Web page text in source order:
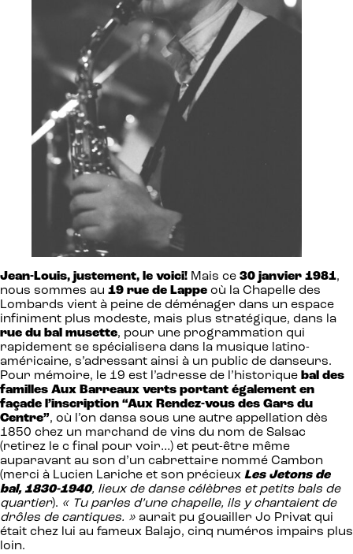
Jean-Louis, justement, le voici! Mais ce 30 janvier 1981,
nous sommes au 19 rue de Lappe où la Chapelle des
Lombards vient à peine de déménager dans un espace
infiniment plus modeste, mais plus stratégique, dans la
rue du bal musette, pour une programmation qui
rapidement se spécialisera dans la musique latino-
américaine, s’adressant ainsi à un public de danseurs.
Pour mémoire, le 19 est l’adresse de l’historique bal des
familles Aux Barreaux verts portant également en
façade l’inscription “Aux Rendez-vous des Gars du
Centre”, où l’on dansa sous une autre appellation dès
1850 chez un marchand de vins du nom de Salsac
(retirez le c final pour voir…) et peut-être même
auparavant au son d’un cabrettaire nommé Cambon
(merci à Lucien Lariche et son précieux Les Jetons de
bal, 1830-1940, lieux de danse célèbres et petits bals de
quartier). « Tu parles d’une chapelle, ils y chantaient de
drôles de cantiques. » aurait pu gouailler Jo Privat qui
était chez lui au fameux Balajo, cinq numéros impairs plus
loin.